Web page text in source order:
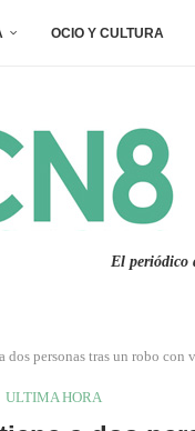
OCIO Y CULTURA
El periódico
dos personas tras un robo con
ULTIMA HORA